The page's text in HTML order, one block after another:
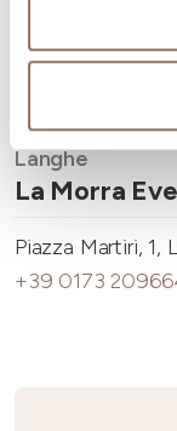
Langhe
La Morra
Piazza Martiri, 1,
+39 0173